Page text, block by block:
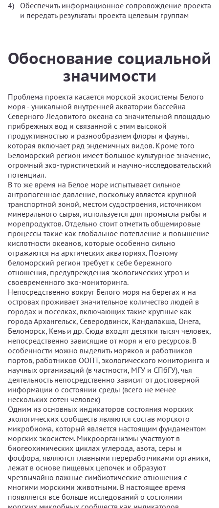
Обеспечить информационное сопровождение проекта
и передать результаты проекта целевым группам
Обоснование социальной
значимости
Проблема проекта касается морской экосистемы Белого
моря - уникальной внутренней акватории бассейна
Северного Ледовитого океана со значительной площадью
прибрежных вод и связанной с этим высокой
продуктивностью и разнообразием флоры и фауны,
которая включает ряд эндемичных видов. Кроме того
Беломорский регион имеет большое культурное значение,
огромный эко-туристический и научно-исследовательский
потенциал.
В то же время на Белое море испытывает сильное
антропогенное давление, поскольку является крупной
транспортной зоной, местом судостроения, источником
минерального сырья, используется для промысла рыбы и
морепродуктов. Отдельно стоит отметить общемировые
процессы такие как глобальное потепление и повышение
кислотности океанов, которые особенно сильно
отражаются на арктических акваториях. Поэтому
беломорский регион требует к себе бережного
отношения, предупреждения экологических угроз и
своевременного эко-мониторинга.
Непосредственно вокруг Белого моря на берегах и на
островах проживает значительное количество людей в
городах и поселках, включающих такие крупные как
города Архангельск, Северодвинск, Кандалакша, Онега,
Беломорск, Кемь и др. Сюда входят десятки тысяч человек,
непосредственно зависящие от моря и его ресурсов. В
особенности можно выделить моряков и работников
портов, работников ООПТ, экологического мониторинга и
научных организаций (в частности, МГУ и СПбГУ), чья
деятельность непосредственно зависит от достоверной
информации о состоянии среды (всего не менее
нескольких сотен человек)
Одним из основных индикаторов состояния морских
экологических сообществ являются состав морского
микробиома, который является настоящим фундаментом
морских экосистем. Микроорганизмы участвуют в
биогеохимических циклах углерода, азота, серы и
фосфора, являются главными переработчиками органики,
лежат в основе пищевых цепочек и образуют
чрезвычайно важные симбиотические отношения с
многими морскими животными. В настоящее время
появляется все больше исследований о состоянии